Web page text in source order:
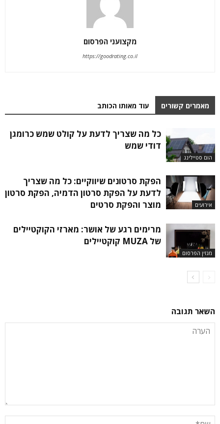
מקצועני הפרסום
https://goodrating.co.il
מאמרים קשורים עוד מאותו הכותב
הום סטיילינג
כל מה שצריך לדעת על קולט שמש כרומגן
דודי שמש
אירועים
הפקת סרטונים שיווקיים: כל מה שצריך
לדעת על הפקת סרטון הדמיה, הפקת סרטון
מוצר והפקת סרטים
מגזין הפרסום
מרימים רגע של אושר: מארזי הקוקטיילים
של MUZA קוקטיילים
השאר תגובה